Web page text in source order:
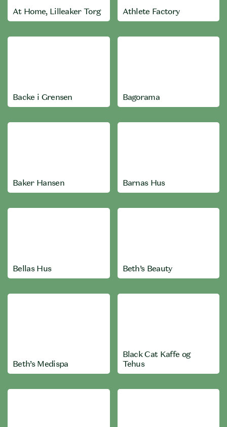
At Home, Lilleaker Torg Athlete Factory
Backe i Grensen Bagorama
Baker Hansen Barnas Hus
Bellas Hus Beth’s Beauty
Beth’s Medispa
Black Cat Kaffe og
Tehus